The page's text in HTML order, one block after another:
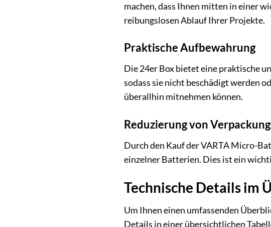
machen, dass Ihnen mitten in einer
reibungslosen Ablauf Ihrer Projekte.
Praktische Aufbewahrung
Die 24er Box bietet eine praktische
sodass sie nicht beschädigt werden
überallhin mitnehmen können.
Reduzierung von
Durch den Kauf der VARTA Micro-
einzelner Batterien. Dies ist ein
Technische Details im
Um Ihnen einen umfassenden
Details in einer übersichtlichen